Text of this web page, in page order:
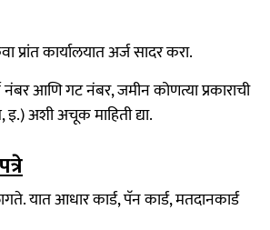
प्रांत कार्यालयात अर्ज सादर करा.
नंबर आणि गट नंबर, जमीन कोणत्या प्रकाराची
अशी अचूक माहिती द्या.
यात आधार कार्ड, पॅन कार्ड, मतदानकार्ड